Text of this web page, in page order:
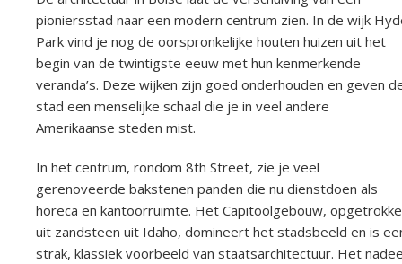
pioniersstad naar een modern centrum zien. In de wijk
Park vind je nog de oorspronkelijke houten huizen uit het
begin van de twintigste eeuw met hun kenmerkende
veranda’s. Deze wijken zijn goed onderhouden en geven
stad een menselijke schaal die je in veel andere
Amerikaanse steden mist.
In het centrum, rondom 8th Street, zie je veel
gerenoveerde bakstenen panden die nu dienstdoen als
horeca en kantoorruimte. Het Capitoolgebouw,
uit zandsteen uit Idaho, domineert het stadsbeeld en is
strak, klassiek voorbeeld van staatsarchitectuur. Het